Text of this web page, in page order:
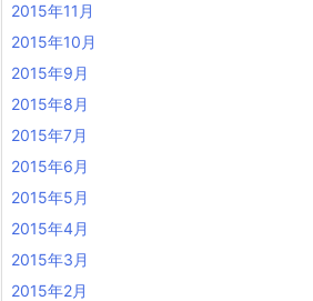
2015年11月
2015年10月
2015年9月
2015年8月
2015年7月
2015年6月
2015年5月
2015年4月
2015年3月
2015年2月